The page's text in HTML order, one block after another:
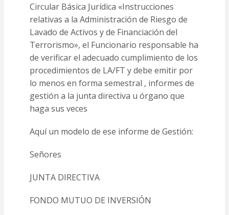
Circular Básica Jurídica «Instrucciones
relativas a la Administración de Riesgo de
Lavado de Activos y de Financiación del
Terrorismo», el Funcionario responsable ha
de verificar el adecuado cumplimiento de los
procedimientos de LA/FT y debe emitir por
lo menos en forma semestral , informes de
gestión a la junta directiva u órgano que
haga sus veces
Aquí un modelo de ese informe de Gestión:
Señores
JUNTA DIRECTIVA
FONDO MUTUO DE INVERSIÓN